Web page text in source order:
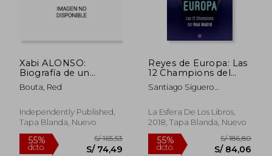
55%
dcto. S/ 90,94
55%
dcto.
S/
S/
Xabi ALONSO:
Biografía de un
entrenador de fútbol
Bouta, Red
Independently Published,
Tapa Blanda, Nuevo
Reyes de Europa: Las
12 Champions del
Real Madrid
Santiago Siguero
La Esfera De Los Libros,
2018, Tapa Blanda, Nuevo